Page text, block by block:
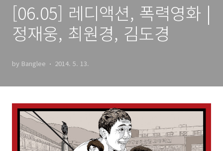
[06.05] 레디액션, 폭력영화 |
정재웅, 최원경, 김도경
by Banglee 2014. 5. 13.